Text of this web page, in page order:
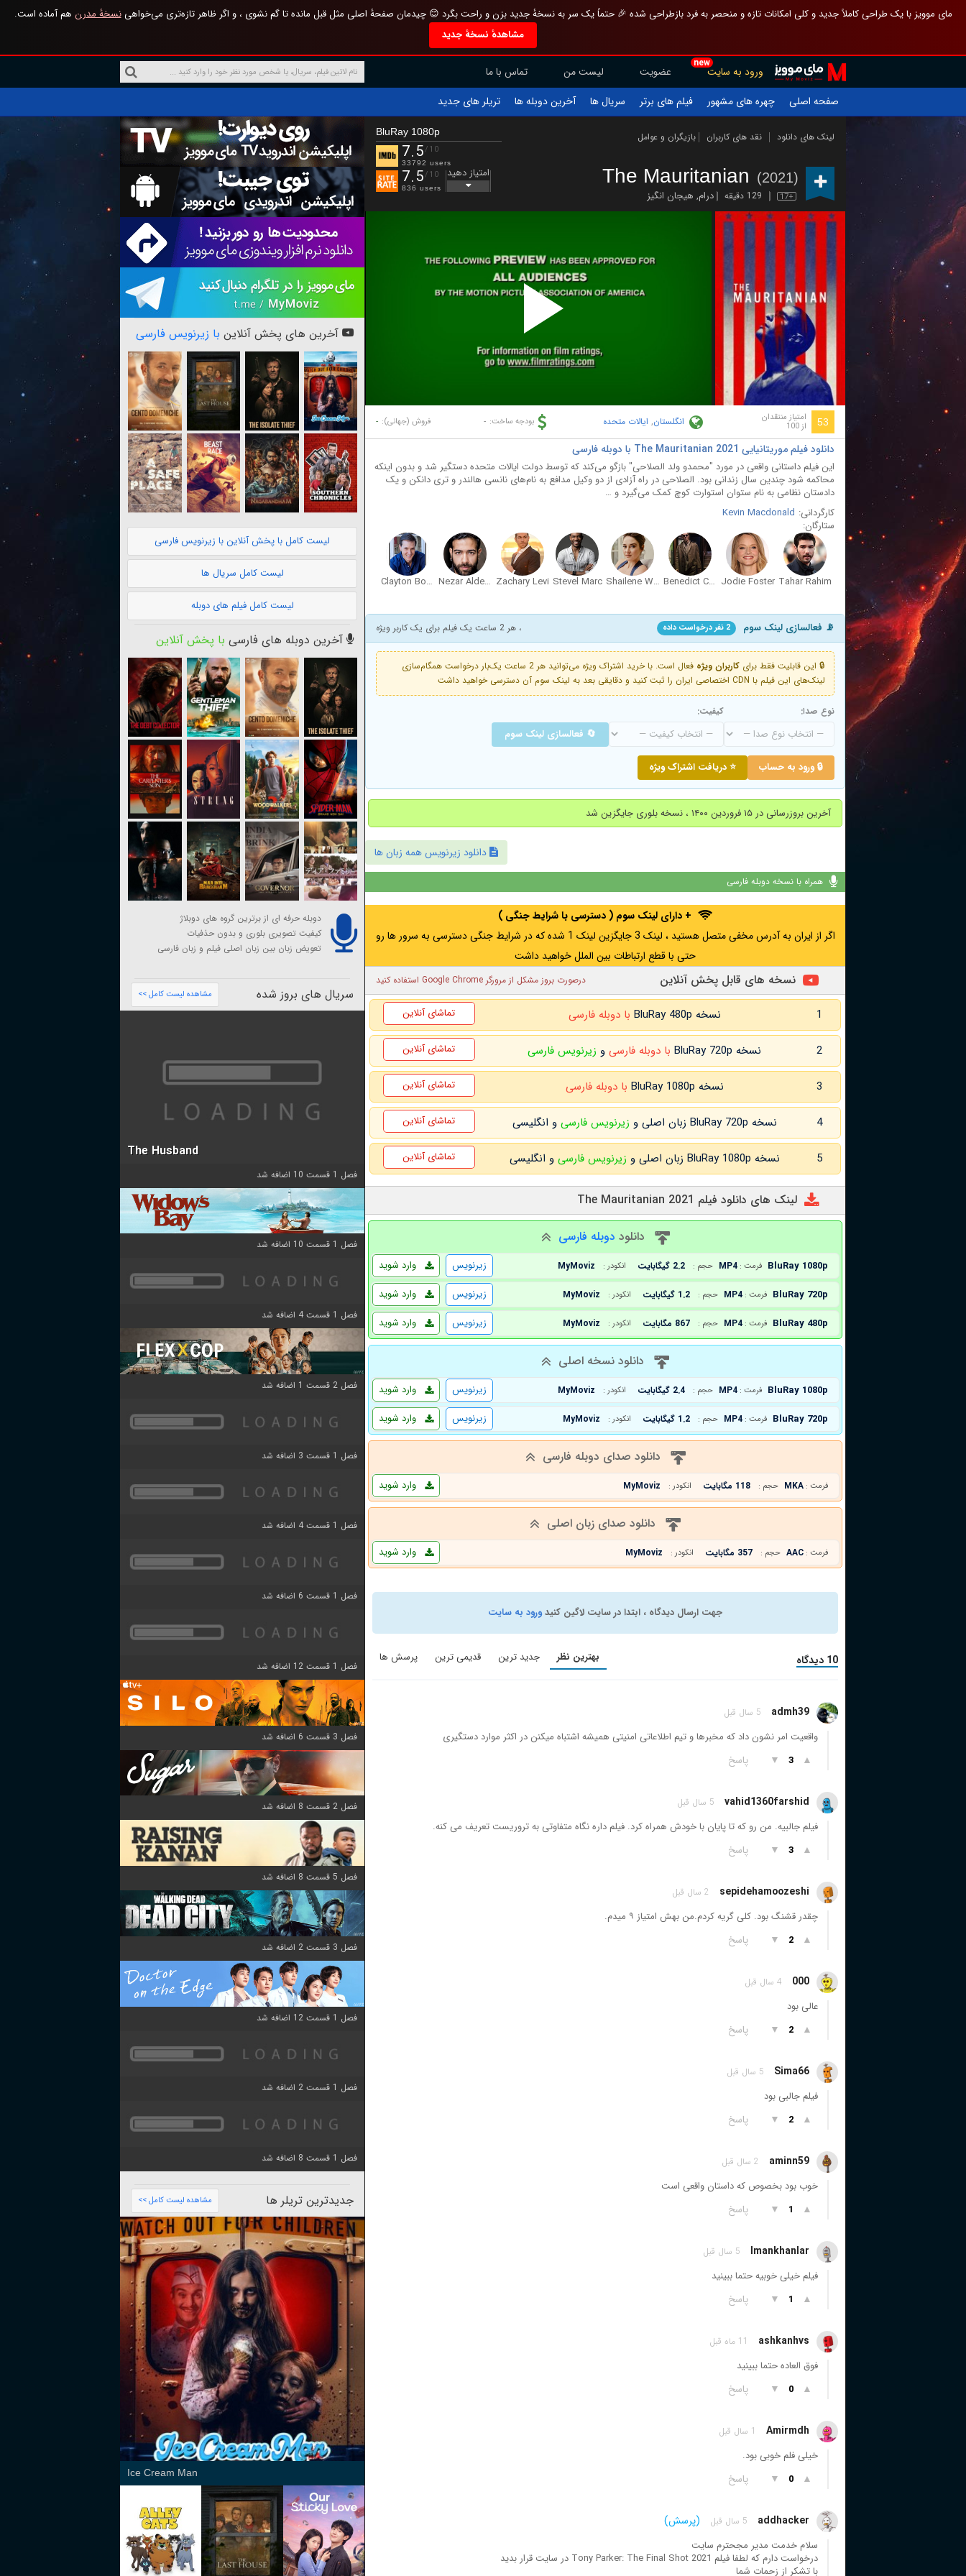
مای موویز با یک طراحی کاملاً جدید و کلی امکانات تازه و منحصر به فرد بازطراحی شده 🎉 حتماً یک سر به نسخهٔ جدید بزن و راحت بگرد 😊 چیدمان صفحهٔ اصلی مثل قبل مانده تا گم نشوی ، و اگر ظاهر تازه‌تری می‌خواهینسخهٔ مدرن هم آماده است.
مشاهدهٔ نسخهٔ جدید
new
ورود به سایت عضویت لیست من
تماس با ما
صفحه اصلی
چهره های مشهور فیلم های برتر سریال ها آخرین دوبله ها تریلر های جدید
لینک های دانلود نقد های کاربران بازیگران و عوامل
The Mauritanian (2021)
17+ 129 دقیقه درام, هیجان انگیز
BluRay 1080p
7.5/10
33792 users
7.5/10
836 users
امتیاز دهید
Play
Video
53 امتیاز منتقدان
از 100 انگلستان, ایالات متحده بودجه ساخت: - فروش (جهانی): -
دانلود فیلم موریتانیایی The Mauritanian 2021 با دوبله فارسی
این فیلم داستانی واقعی در مورد "محمدو ولد الصلاحی" بازگو می‌کند که توسط دولت ایالات متحده دستگیر شد و بدون اینکه
محاکمه شود چندین سال زندانی بود. الصلاحی در راه آزادی از دو وکیل مدافع به نام‌های نانسی هالندر و تری دانکن و یک
دادستان نظامی به نام ستوان استوارت کوچ کمک می‌گیرد و …
کارگردانی: Kevin Macdonald
ستارگان:
Tahar Rahim
Jodie Foster
Benedict Cumberbatch
Shailene Woodley
Stevel Marc
Zachary Levi
Nezar Alderazi
Clayton Boyd
📡 فعالسازی لینک سوم 2 نفر درخواست داده ، هر 2 ساعت یک فیلم برای یک کاربر ویژه
🔒 این قابلیت فقط برای کاربران ویژه
فعال است. با خرید اشتراک ویژه می‌توانید هر 2 ساعت یک‌بار درخواست همگام‌سازی
لینک‌های این فیلم با CDN اختصاصی ایران را ثبت کنید و دقایقی بعد به لینک سوم آن دسترسی خواهید داشت
نوع صدا: کیفیت:
🔄 فعالسازی لینک سوم
🔒 ورود به حساب ⭐ دریافت اشتراک ویژه
آخرین بروزرسانی در ۱۵ فروردین ۱۴۰۰ ، نسخه بلوری جایگزین شد
دانلود زیرنویس همه زبان ها
همراه با نسخه دوبله فارسی
+ دارای لینک سوم ( دسترسی با شرایط جنگی )
اگر از ایران به آدرس مخفی متصل هستید ، لینک 3 جایگزین لینک 1 شده که در شرایط جنگی دسترسی به سرور ها رو
حتی با قطع ارتباطات بین الملل خواهید داشت
نسخه های قابل پخش آنلاین درصورت بروز مشکل از مرورگر Google Chrome استفاده کنید
1 نسخه BluRay 480p با دوبله فارسی تماشای آنلاین
2 نسخه BluRay 720p با دوبله فارسی و زیرنویس فارسی تماشای آنلاین
3 نسخه BluRay 1080p با دوبله فارسی تماشای آنلاین
4 نسخه BluRay 720p زبان اصلی و زیرنویس فارسی و انگلیسی تماشای آنلاین
5 نسخه BluRay 1080p زبان اصلی و زیرنویس فارسی و انگلیسی تماشای آنلاین
لینک های دانلود فیلم The Mauritanian 2021
دانلود دوبله فارسی
BluRay 1080p فرمت : MP4 حجم : 2.2 گیگابایت انکودر : MyMoviz وارد شوید
زیرنویس
BluRay 720p فرمت : MP4 حجم : 1.2 گیگابایت انکودر : MyMoviz وارد شوید
زیرنویس
BluRay 480p فرمت : MP4 حجم : 867 مگابایت انکودر : MyMoviz وارد شوید زیرنویس
دانلود نسخه اصلی
BluRay 1080p فرمت : MP4 حجم : 2.4 گیگابایت انکودر : MyMoviz وارد شوید
زیرنویس
BluRay 720p فرمت : MP4 حجم : 1.2 گیگابایت انکودر : MyMoviz وارد شوید زیرنویس
دانلود صدای دوبله فارسی
فرمت : MKA حجم : 118 مگابایت انکودر : MyMoviz وارد شوید
دانلود صدای زبان اصلی
فرمت : AAC حجم : 357 مگابایت انکودر : MyMoviz وارد شوید
جهت ارسال دیدگاه ، ابتدا در سایت لاگین کنیدورود به سایت
10 دیدگاه بهترین نظر جدید ترین قدیمی ترین پرسش ها
admh39 5 سال قبل
واقعیت امر نشون داد که مخبرها و تیم اطلاعاتی امنیتی همیشه اشتباه میکنن در اکثر موارد دستگیری
▲
3
▼ پاسخ
vahid1360farshid 5 سال قبل
فیلم جالبیه. من رو که تا پایان با خودش همراه کرد. فیلم داره نگاه متفاوتی به تروریست تعریف می کنه.
▲
3
▼ پاسخ
sepidehamoozeshi 2 سال قبل
چقدر قشنگ بود. کلی گریه کردم.من بهش امتیاز ۹ میدم.
▲
2
▼ پاسخ
000 4 سال قبل
عالی بود
▲
2
▼ پاسخ
Sima66 5 سال قبل
فیلم جالبی بود
▲
2
▼ پاسخ
aminn59 2 سال قبل
خوب بود بخصوص که داستان واقعی است
▲
1
▼ پاسخ
Imankhanlar 5 سال قبل
فیلم خیلی خوبیه حتما ببینید
▲
1
▼ پاسخ
ashkanhvs 11 ماه قبل
فوق العاده حتما ببینید
▲
0
▼ پاسخ
Amirmdh 1 سال قبل
خیلی فلم خوبی بود.
▲
0
▼ پاسخ
addhacker 5 سال قبل (پرسش)
سلام خدمت مدیر مجحترم سایت
درخواست دارم که لطفا فیلم Tony Parker: The Final Shot 2021 در سایت قرار بدید
با تشکر از زحمات شما
آخرین های پخش آنلاین با زیرنویس فارسی
لیست کامل با پخش آنلاین با زیرنویس فارسی
لیست کامل سریال ها
لیست کامل فیلم های دوبله
آخرین دوبله های فارسی با پخش آنلاین
دوبله حرفه ای از برترین گروه های دوبلاژ
کیفیت تصویری بلوری و بدون حذفیات
تعویض زبان بین زبان اصلی فیلم و زبان فارسی
سریال های بروز شده مشاهده لیست کامل >>
The Husband
فصل 1 قسمت 10 اضافه شد
فصل 1 قسمت 10 اضافه شد
فصل 1 قسمت 4 اضافه شد
فصل 2 قسمت 1 اضافه شد
فصل 1 قسمت 3 اضافه شد
فصل 1 قسمت 4 اضافه شد
فصل 1 قسمت 6 اضافه شد
فصل 1 قسمت 12 اضافه شد
فصل 3 قسمت 6 اضافه شد
فصل 2 قسمت 8 اضافه شد
فصل 5 قسمت 8 اضافه شد
فصل 3 قسمت 2 اضافه شد
فصل 1 قسمت 12 اضافه شد
فصل 1 قسمت 2 اضافه شد
فصل 1 قسمت 8 اضافه شد
جدیدترین تریلر ها مشاهده لیست کامل >>
Ice Cream Man